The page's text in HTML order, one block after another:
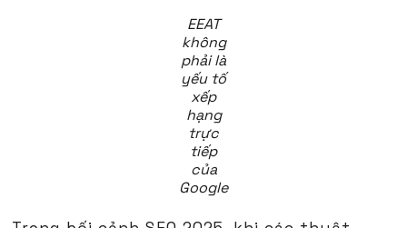
EEAT
không
phải là
yếu tố
xếp
hạng
trực
tiếp
của
Google